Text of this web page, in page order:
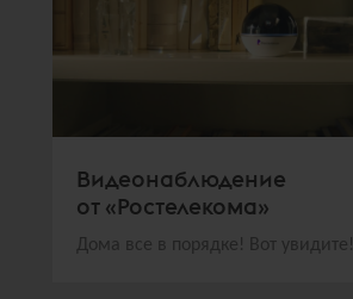
Видеонаблюдение
от «Ростелекома»
Дома все в порядке! Вот увидите!